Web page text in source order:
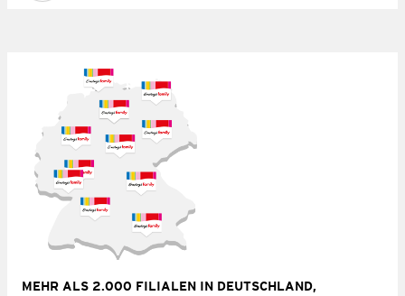
MEHR ALS 2.000 FILIALEN IN DEUTSCHLAND,